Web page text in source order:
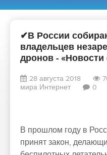
✔В России
владельцев
дронов - «Новости
28 августа 2018
мира Интернет
0
В прошлом году в
принят закон,